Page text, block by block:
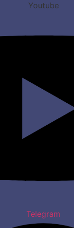
Youtube
Telegram